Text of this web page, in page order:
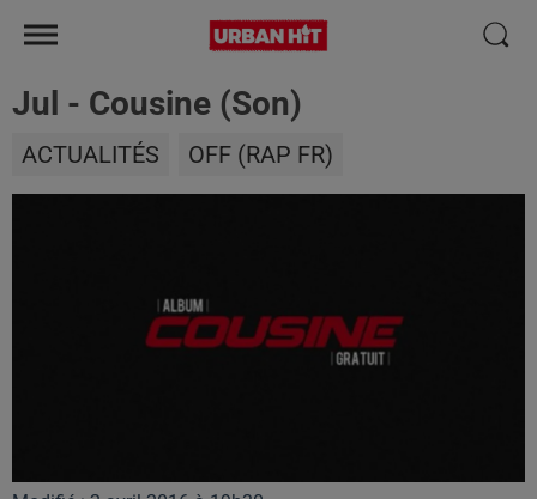
Jul - Cousine (Son)
ACTUALITÉS OFF (RAP FR)